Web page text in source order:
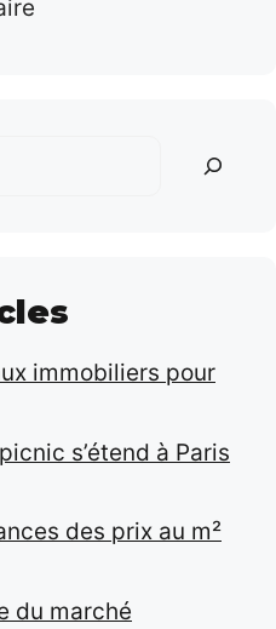
immobiliers pour
s’étend à Paris
des prix au m²
du marché